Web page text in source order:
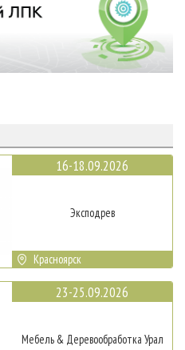
16-18.09.2026
Эксподрев
Красноярск
23-25.09.2026
Мебель & Деревообработка Урал